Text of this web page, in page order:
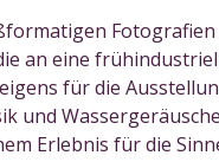
an eine
für die
und
Erlebnis für die